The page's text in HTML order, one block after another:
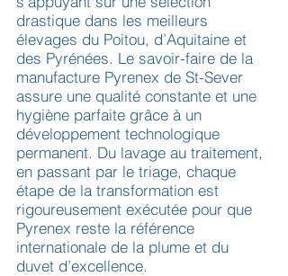
drastique dans les meilleurs
élevages du Poitou, d’Aquitaine et
des Pyrénées. Le savoir-faire de la
manufacture Pyrenex de St-Sever
assure une qualité constante et une
hygiène parfaite grâce à un
développement technologique
permanent. Du lavage au traitement,
en passant par le triage, chaque
étape de la transformation est
rigoureusement exécutée pour que
Pyrenex reste la référence
internationale de la plume et du
duvet d’excellence.